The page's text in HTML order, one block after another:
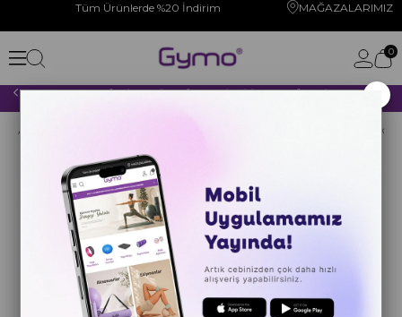
Tüm Ürünlerde %20 İndirim MAĞAZALARIMIZ
0
2000 TL VE ÜZERİ YAPACAĞINIZ TÜM ALIŞVERİŞLERİNİZDE KARGO ÜCRETSİZ!
Anasayfa Bilek Ağırlıkları